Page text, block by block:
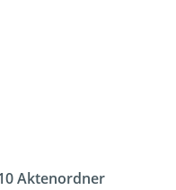
Aktenordner